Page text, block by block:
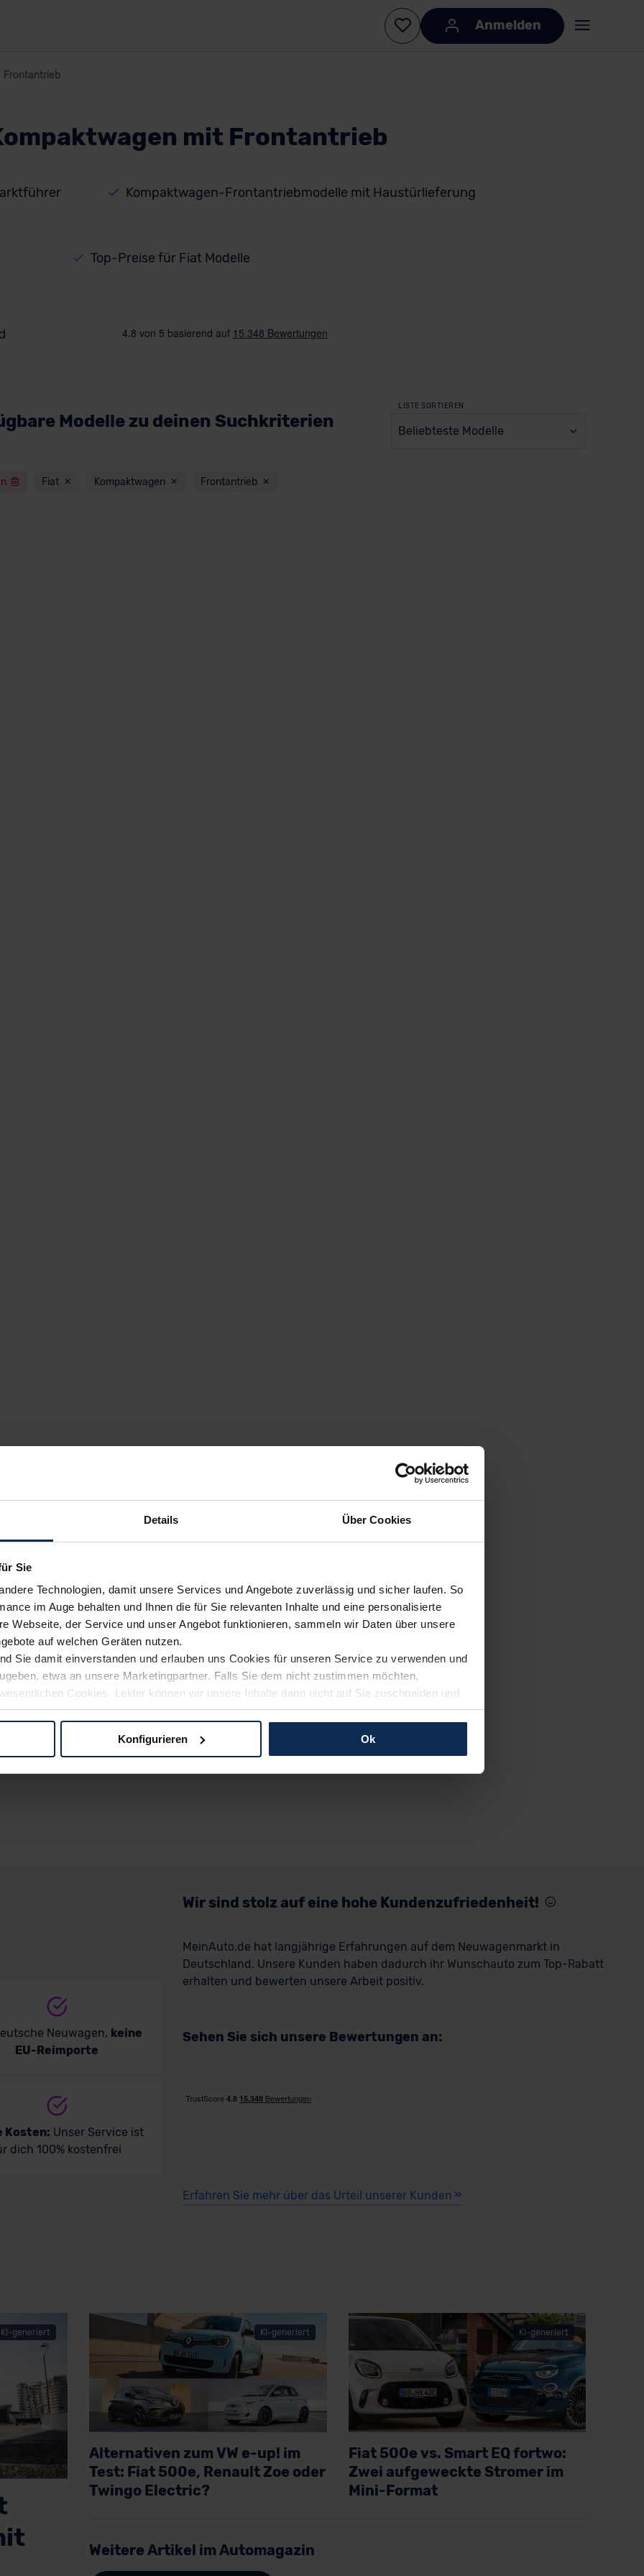
Details Über Cookies
Sie
Technologien, damit unsere Services und Angebote zuverlässig und sicher laufen. So
im Auge behalten und Ihnen die für Sie relevanten Inhalte und eine personalisierte
Webseite, der Service und unser Angebot funktionieren, sammeln wir Daten über unsere
auf welchen Geräten nutzen.
Sie damit einverstanden und erlauben uns Cookies für unseren Service zu verwenden und
etwa an unsere Marketingpartner. Falls Sie dem nicht zustimmen möchten,
Cookies. Leider können wir unsere Inhalte dann nicht auf Sie zuschneiden und
Weg zu Ihrem Neuwagen unterstützen. Sie können die Einstellungen jederzeit anpassen
der EU erfolgt, erfolgt dies ausschließlich auf der Grundlage eines
der EU-Kommission (Art. 45 Abs. 1 DSGVO), von Standarddatenschutzklauseln (Art. 46
Konfigurieren Ok
Anmelden
Frontantrieb
mit Frontantrieb
Kompaktwagen-Frontantriebmodelle mit Haustürlieferung
Top-Preise für Fiat Modelle
Modelle zu deinen Suchkriterien
LISTE SORTIEREN
Beliebteste Modelle
Fiat Kompaktwagen Frontantrieb
Neuwagen, keine
EU-Reimporte
Kosten: Unser Service ist
dich 100% kostenfrei
Wir sind stolz auf eine hohe Kundenzufriedenheit!
MeinAuto.de hat langjährige Erfahrungen auf dem Neuwagenmarkt in
Deutschland. Unsere Kunden haben dadurch ihr Wunschauto zum Top-Rabatt
erhalten und bewerten unsere Arbeit positiv.
Sehen Sie sich unsere Bewertungen an:
Erfahren Sie mehr über das Urteil unserer Kunden
KI-generiert KI-generiert
Alternativen zum VW e-up! im
Test: Fiat 500e, Renault Zoe oder
Twingo Electric?
KI-generiert
Fiat 500e vs. Smart EQ fortwo:
Zwei aufgeweckte Stromer im
Mini-Format
Weitere Artikel im Automagazin